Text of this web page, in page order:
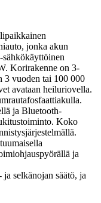
jonka akun
Korirakenne on 3-
3 vuoden tai 100 000
avataan heiluriovella.
ja Bluetooth-
Koko
ja
selkänojan säätö, ja